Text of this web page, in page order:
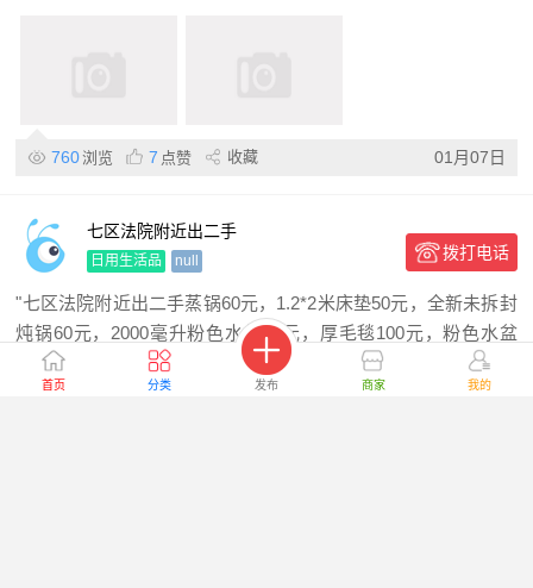
首页 分类 发布 商家 我的
760浏览 7 点赞 收藏 01月07日
七区法院附近出二手
日用生活品 null 拨打电话
"七区法院附近出二手蒸锅60元，1.2*2米床垫50元，全新未拆封
炖锅60元，2000毫升粉色水杯10元，厚毛毯100元，粉色水盆